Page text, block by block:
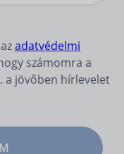
adatvédelmi
számomra a
a jövőben hírlevelet